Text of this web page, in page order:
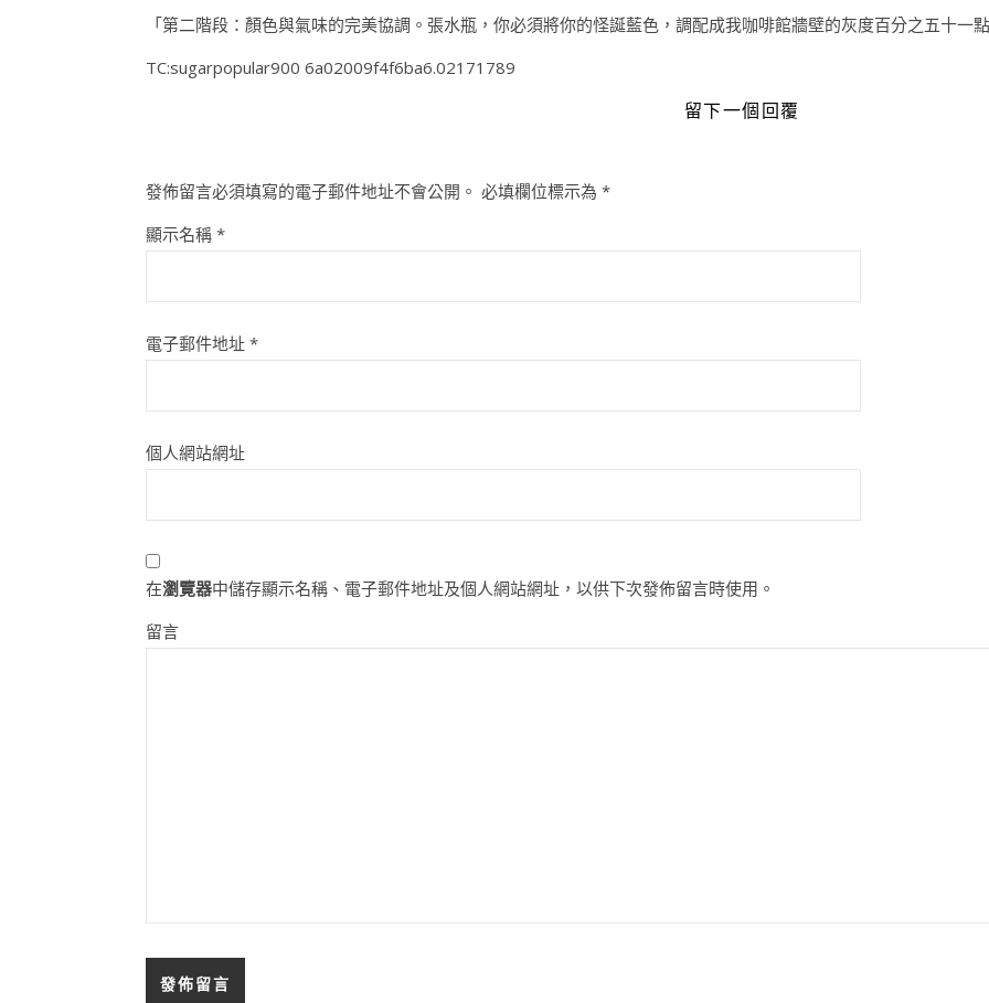
「第二階段：顏色與氣味的完美協調。張水瓶，你必須將你的怪誕藍色，調配成我咖啡館牆壁的灰度百分之五十一
TC:sugarpopular900 6a02009f4f6ba6.02171789
留下一個回覆
發佈留言必須填寫的電子郵件地址不會公開。 必填欄位標示為 *
顯示名稱 *
電子郵件地址 *
個人網站網址
在瀏覽器中儲存顯示名稱、電子郵件地址及個人網站網址，以供下次發佈留言時使用。
留言